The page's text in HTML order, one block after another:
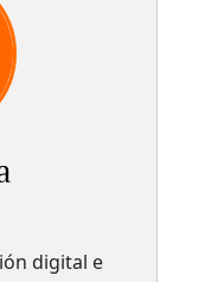
digital e